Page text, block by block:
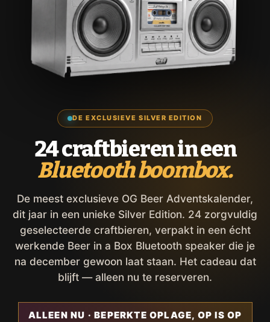
DE EXCLUSIEVE SILVER EDITION
24 craftbieren in een
Bluetooth boombox.
De meest exclusieve OG Beer Adventskalender,
dit jaar in een unieke Silver Edition. 24 zorgvuldig
geselecteerde craftbieren, verpakt in een écht
werkende Beer in a Box Bluetooth speaker die je
na december gewoon laat staan. Het cadeau dat
blijft — alleen nu te reserveren.
ALLEEN NU · BEPERKTE OPLAGE, OP IS OP